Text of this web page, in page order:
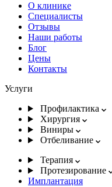
О клинике
Специалисты
Отзывы
Наши работы
Блог
Цены
Контакты
Услуги
Профилактика
Хирургия
Виниры
Отбеливание
Терапия
Протезирование
Имплантация